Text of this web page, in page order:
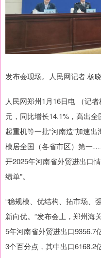
发布会现场。人民网记者 杨
人民网郑州1月16日电 （记
元，同比增长14.1%，高出全
起重机等一批“河南造”加速
模居全国（各省市区）第一
开2025年河南省外贸进出口
绩单”。
“稳规模、优结构、拓市场、
新向优。”发布会上，郑州海
5年河南省外贸进出口9356.7
3个百分点，其中出口6168.2